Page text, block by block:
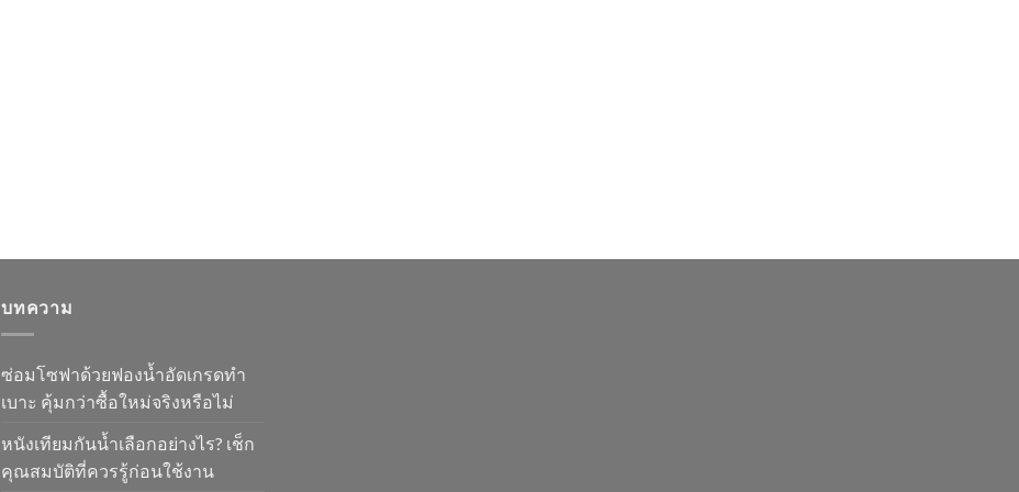
บทความ
ซ่อมโซฟาด้วยฟองน้ำอัดเกรดทำ
เบาะ คุ้มกว่าซื้อใหม่จริงหรือไม่
หนังเทียมกันน้ำเลือกอย่างไร? เช็ก
คุณสมบัติที่ควรรู้ก่อนใช้งาน